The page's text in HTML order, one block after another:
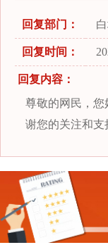
回复部门：
回复时间：
回复内容：
尊敬的网民，
谢您的关注和支